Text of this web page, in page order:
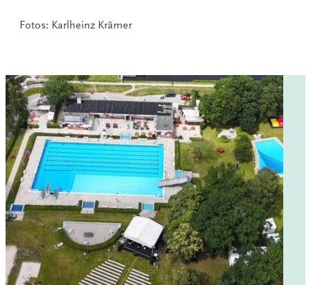
Fotos: Karlheinz Krämer